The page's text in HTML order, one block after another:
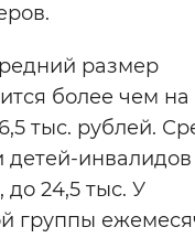
размер
более чем на
тыс. рублей.
детей-инвалидов
до 24,5 тыс. У
группы